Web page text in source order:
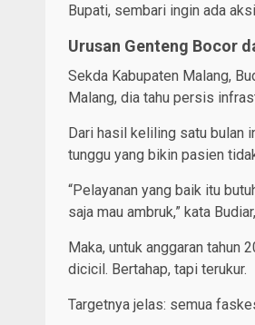
Bupati, sembari ingin ada
Urusan Genteng Bocor
Sekda Kabupaten Malang,
Malang, dia tahu persis
Dari hasil keliling satu bulan
tunggu yang bikin pasien
“Pelayanan yang baik itu
saja mau ambruk,” kata
Maka, untuk anggaran tahun
dicicil. Bertahap, tapi terukur.
Targetnya jelas: semua